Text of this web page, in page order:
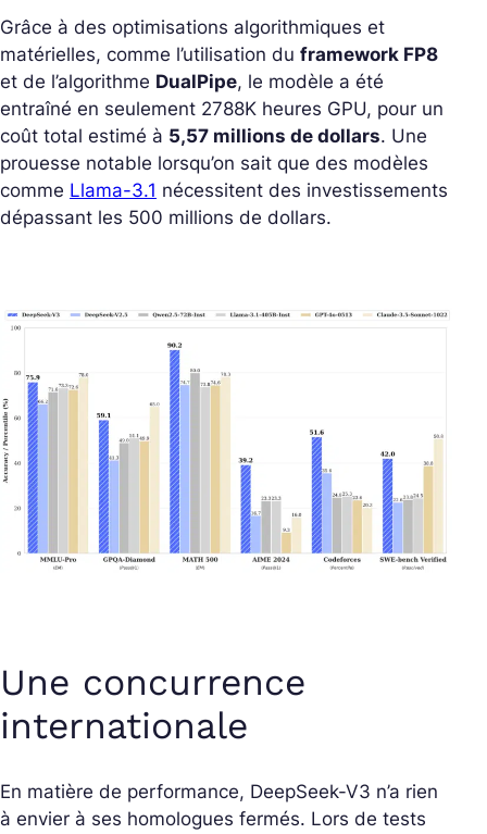
Grâce à des optimisations algorithmiques et
matérielles, comme l’utilisation du framework FP8
et de l’algorithme DualPipe, le modèle a été
entraîné en seulement 2788K heures GPU, pour un
coût total estimé à 5,57 millions de dollars. Une
prouesse notable lorsqu’on sait que des modèles
comme Llama-3.1 nécessitent des investissements
dépassant les 500 millions de dollars.
Une concurrence
internationale
En matière de performance, DeepSeek-V3 n’a rien
à envier à ses homologues fermés. Lors de tests